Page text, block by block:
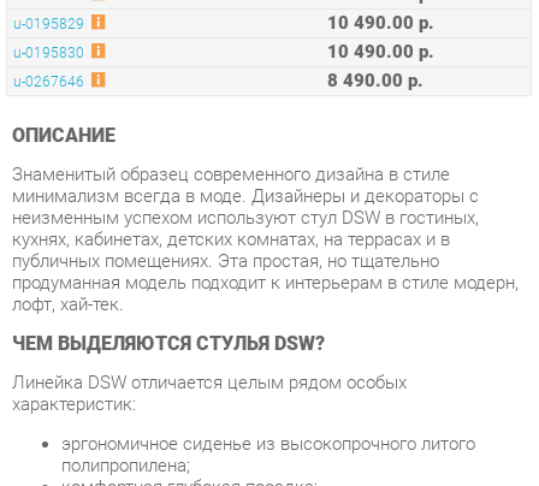
ОПИСАНИЕ
Знаменитый образец современного дизайна в стиле
минимализм всегда в моде. Дизайнеры и декораторы с
кухнях, кабинетах, детских комнатах, на террасах и в
публичных помещениях. Эта простая, но тщательно
продуманная модель подходит к интерьерам в стиле модерн,
лофт, хай-тек.
ЧЕМ ВЫДЕЛЯЮТСЯ СТУЛЬЯ DSW?
Линейка DSW отличается целым рядом особых
характеристик:
эргономичное сиденье из высокопрочного литого
полипропилена;
комфортная глубокая посадка;
поддерживающая спинка, повторяющая контуры тела;
легкий и прочный каркас из металла в сочетании с
натуральным массивом бука;
устойчивость опорного блока и надежность,